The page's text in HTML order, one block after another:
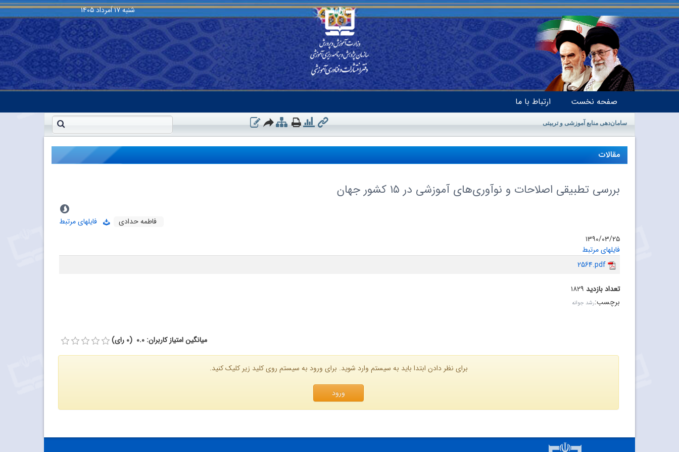
شنبه۱۷ اَمرداد ۱۴۰۵
صفحه نخست ارتباط با ما
سامان‌دهی منابع آموزشی و تربیتی
مقالات
بررسى تطبیقى اصلاحات و نوآورى‌هاى آموزشى در ١٥ کشور جهان
فاطمه حدادى
فایلهای مرتبط
۱۳۹۰/۰۳/۲۵
فایلهای مرتبط
2564.pdf
تعداد بازدید ۱۸۲۹
برچسب:رشد جوانه
میانگین امتیاز کاربران: 0.0 (0 رای)
برای نظر دادن ابتدا باید به سیستم وارد شوید. برای ورود به سیستم روی کلید زیر کلیک کنید.
ورود